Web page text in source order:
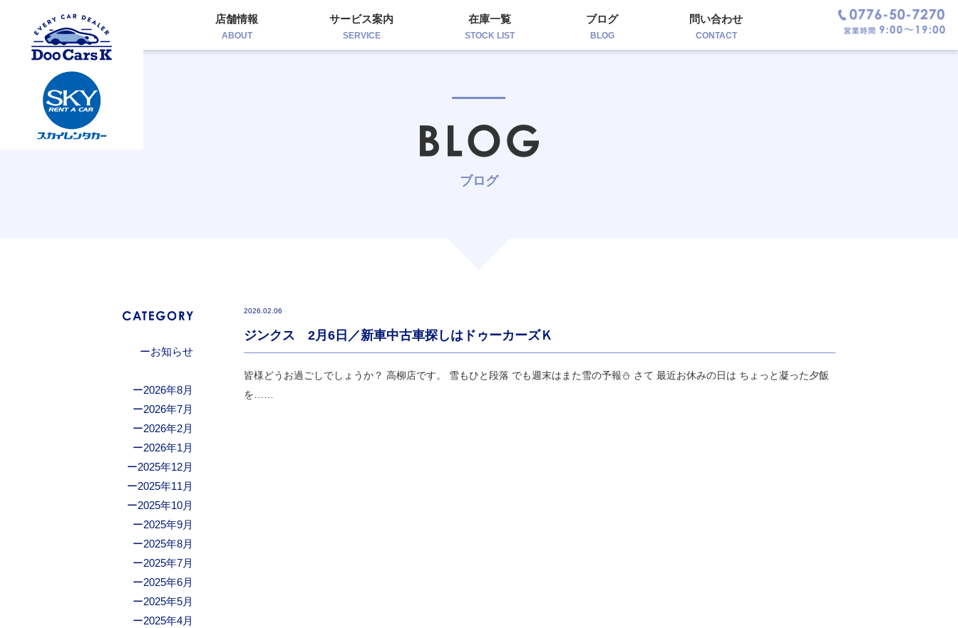
店舗情報
ABOUT
サービス案内
SERVICE
在庫一覧
STOCK LIST
ブログ
BLOG
問い合わせ
CONTACT
ブログ
2026.02.06
ジンクス 2月6日／新車中古車探しはドゥーカーズＫ
皆様どうお過ごしでしょうか？ 高柳店です。 雪もひと段落 でも週末はまた雪の予報⛄ さて 最近お休みの日は ちょっと凝った夕飯
を……
お知らせ
2026年8月
2026年7月
2026年2月
2026年1月
2025年12月
2025年11月
2025年10月
2025年9月
2025年8月
2025年7月
2025年6月
2025年5月
2025年4月